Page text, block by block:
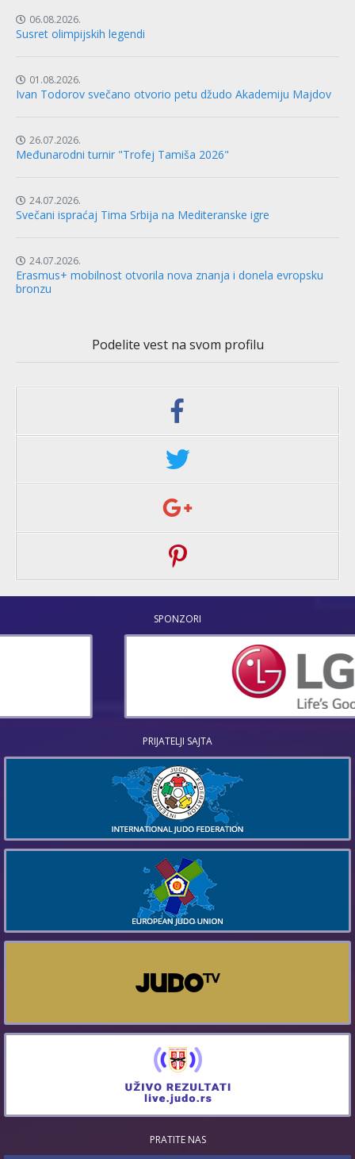
06.08.2026.
Susret olimpijskih legendi
01.08.2026.
Ivan Todorov svečano otvorio petu džudo Akademiju Majdov
26.07.2026.
Međunarodni turnir "Trofej Tamiša 2026"
24.07.2026.
Svečani ispraćaj Tima Srbija na Mediteranske igre
24.07.2026.
Erasmus+ mobilnost otvorila nova znanja i donela evropsku
bronzu
Podelite vest na svom profilu
SPONZORI
PRIJATELJI SAJTA
PRATITE NAS